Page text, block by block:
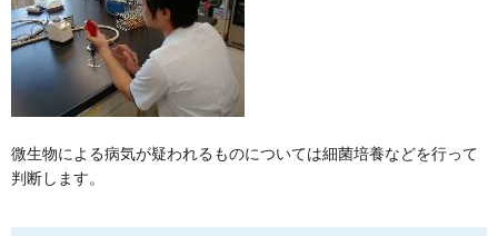
微生物による病気が疑われるものについては細菌培養などを行って
判断します。